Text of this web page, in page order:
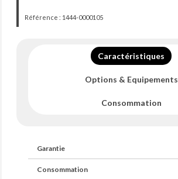
Référence : 1444-0000105
Caractéristiques
Options & Equipements
Consommation
Garantie
Consommation